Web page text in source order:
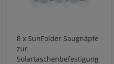
8 x SunFolder Saugnäpfe
zur
Solartaschenbefestigung